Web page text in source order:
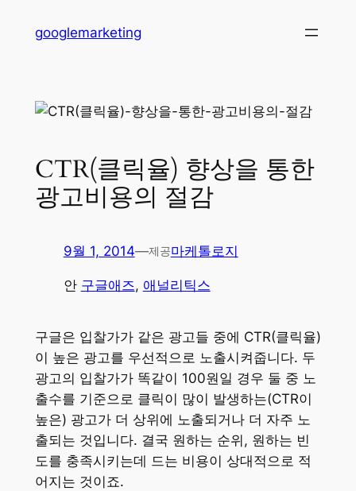
googlemarketing
CTR(클릭율) 향상을 통한
광고비용의 절감
9월 1, 2014—제공마케톨로지
안 구글애즈, 애널리틱스
구글은 입찰가가 같은 광고들 중에 CTR(클릭율)
이 높은 광고를 우선적으로 노출시켜줍니다. 두
광고의 입찰가가 똑같이 100원일 경우 둘 중 노
출수를 기준으로 클릭이 많이 발생하는(CTR이
높은) 광고가 더 상위에 노출되거나 더 자주 노
출되는 것입니다. 결국 원하는 순위, 원하는 빈
도를 충족시키는데 드는 비용이 상대적으로 적
어지는 것이죠.